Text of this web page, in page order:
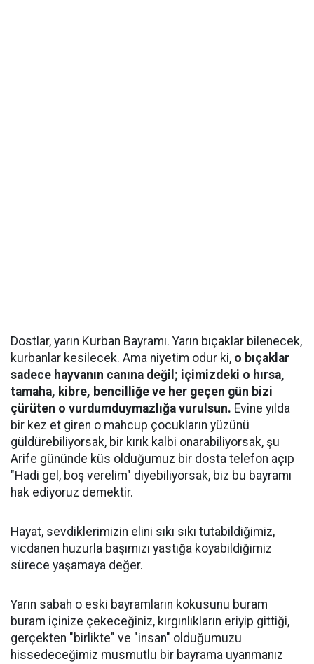
​Dostlar, yarın Kurban Bayramı. Yarın bıçaklar bilenecek,
kurbanlar kesilecek. Ama niyetim odur ki, o bıçaklar
sadece hayvanın canına değil; içimizdeki o hırsa,
tamaha, kibre, bencilliğe ve her geçen gün bizi
çürüten o vurdumduymazlığa vurulsun. Evine yılda
bir kez et giren o mahcup çocukların yüzünü
güldürebiliyorsak, bir kırık kalbi onarabiliyorsak, şu
Arife gününde küs olduğumuz bir dosta telefon açıp
"Hadi gel, boş verelim" diyebiliyorsak, biz bu bayramı
hak ediyoruz demektir.
​Hayat, sevdiklerimizin elini sıkı sıkı tutabildiğimiz,
vicdanen huzurla başımızı yastığa koyabildiğimiz
sürece yaşamaya değer.
​Yarın sabah o eski bayramların kokusunu buram
buram içinize çekeceğiniz, kırgınlıkların eriyip gittiği,
gerçekten "birlikte" ve "insan" olduğumuzu
hissedeceğimiz musmutlu bir bayrama uyanmanız